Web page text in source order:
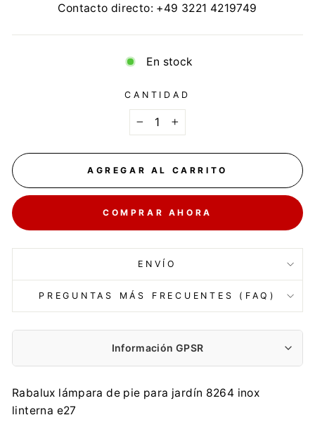
Contacto directo: +49 3221 4219749
En stock
CANTIDAD
+
AGREGAR AL CARRITO
COMPRAR AHORA
ENVÍO
PREGUNTAS MÁS FRECUENTES (FAQ)
Información GPSR
Fabricante:
Rabalux Sp. z o.o.
Rabalux lámpara de pie para jardín 8264 inox
linterna e27